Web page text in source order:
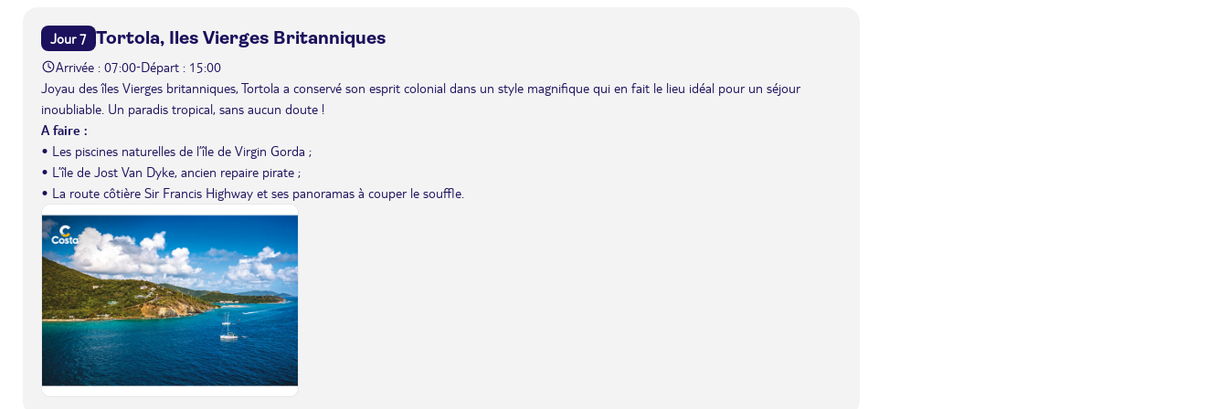
Jour 7 Tortola, Iles Vierges Britanniques
Arrivée : 07:00-Départ : 15:00
Joyau des îles Vierges britanniques, Tortola a conservé son esprit colonial dans un style magnifique qui en fait le lieu idéal pour un séjour
inoubliable. Un paradis tropical, sans aucun doute !
A faire :
• Les piscines naturelles de l’île de Virgin Gorda ;
• L’île de Jost Van Dyke, ancien repaire pirate ;
• La route côtière Sir Francis Highway et ses panoramas à couper le souffle.